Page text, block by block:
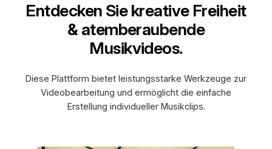
Entdecken Sie kreative Freiheit
& atemberaubende
Musikvideos.
Diese Plattform bietet leistungsstarke Werkzeuge zur
Videobearbeitung und ermöglicht die einfache
Erstellung individueller Musikclips.